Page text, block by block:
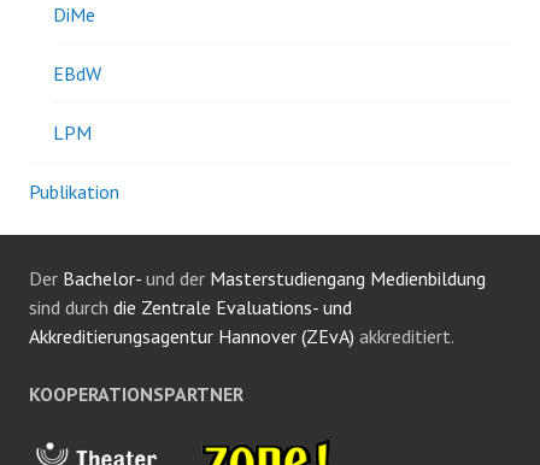
DiMe
EBdW
LPM
Publikation
Der Bachelor- und der Masterstudiengang Medienbildung
sind durch die Zentrale Evaluations- und
Akkreditierungsagentur Hannover (ZEvA) akkreditiert.
KOOPERATIONSPARTNER